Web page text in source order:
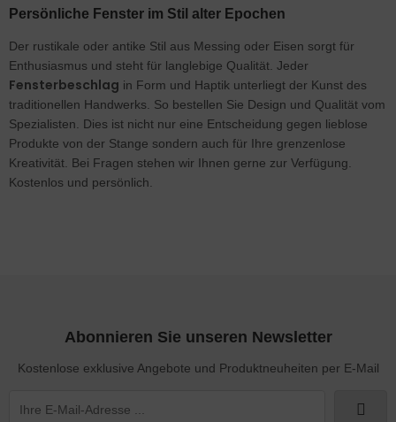
Persönliche Fenster im Stil alter Epochen
Der rustikale oder antike Stil aus Messing oder Eisen sorgt für
Enthusiasmus und steht für langlebige Qualität. Jeder
Fensterbeschlag in Form und Haptik unterliegt der Kunst des
traditionellen Handwerks. So bestellen Sie Design und Qualität vom
Spezialisten. Dies ist nicht nur eine Entscheidung gegen lieblose
Produkte von der Stange sondern auch für Ihre grenzenlose
Kreativität. Bei Fragen stehen wir Ihnen gerne zur Verfügung.
Kostenlos und persönlich.
Abonnieren Sie unseren Newsletter
Kostenlose exklusive Angebote und Produktneuheiten per E-Mail